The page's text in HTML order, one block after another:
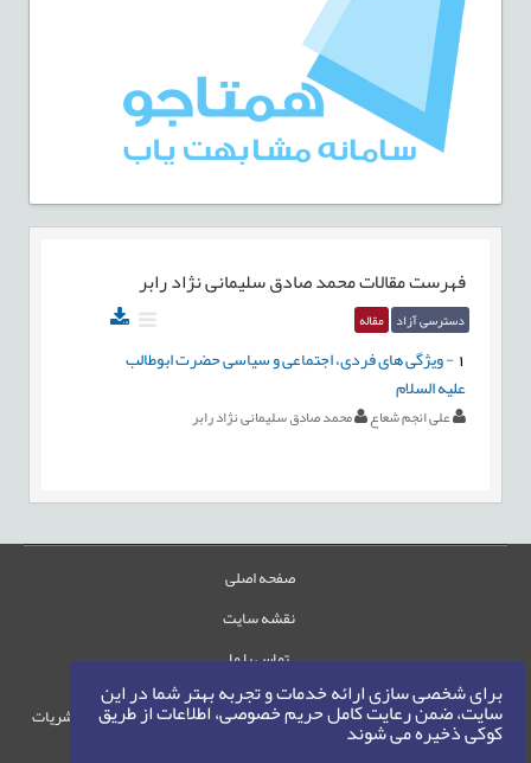
برای شخصی سازی ارائه خدمات و تجربه بهتر شما در این
سایت، ضمن رعایت کامل حریم خصوصی، اطلاعات از طریق
کوکی ذخیره می شوند
فهرست مقالاتمحمد صادق سلیمانی نژاد رابر
دسترسی آزاد مقاله
-ویژگی های فردی، اجتماعی و سیاسی حضرت ابوطالب
علیه السلام
علی انجم شعاع محمد صادق سلیمانی نژاد رابر
صفحه اصلی
نقشه سایت
تماس با ما
حقوق این وب‌سایت متعلق به سامانه مدیریت نشریات